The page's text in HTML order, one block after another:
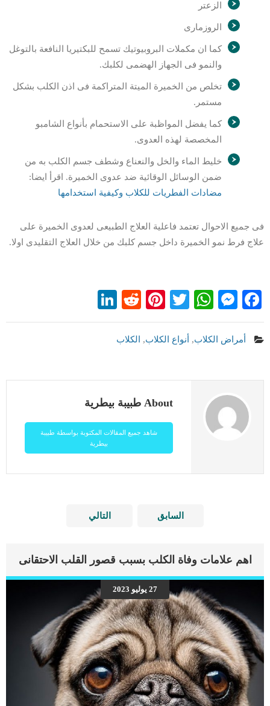
الزعتر
الروزمارى
كما ان مكملات البروبيوتيك تسمح للبكتيريا النافعة بالتوغل
والنمو فى الجهاز الهضمى لكلبك.
تخلص من الخميرة الميتة المتراكمة فى اذن الكلب بشكل
مستمر.
كما يفضل المواظبة على الاستحمام بأنواع الشامبو
المخصصة لهذه العدوى.
خليط الماء والخل والنعناع وشطف جسم الكلب به من
ضمن الوسائل الوقائية ضد عدوى الخميرة. اقرأ ايضا:
مضادات الفطريات للكلاب وكيفية استخدامها
فى جميع الاحوال تعتمد فاعلية العلاج الطبيعى لعدوى الخميرة على
علاج فرط نمو الخميرة داخل جسم كلبك من خلال العلاج التقليدى اولا.
Facebook
Messenger
WhatsApp
Twitter
Pinterest
Reddit
أمراض الكلاب, أنواع الكلاب, الكلاب
About طبيبة بيطرية
شاهد جميع المقالات المكتوبة بواسطة طبيبة
بيطرية
السابق التالي
اهم علامات وفاة الكلب بسبب قصور القلب الاحتقانى
27 يوليو 2023